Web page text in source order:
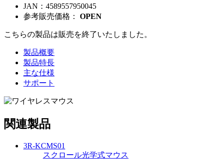
JAN： 4589557950045
参考販売価格：
OPEN
こちらの製品は販売を終了いたしました。
製品概要
製品特長
主な仕様
サポート
関連製品
3R-KCMS01
スクロール光学式マウス